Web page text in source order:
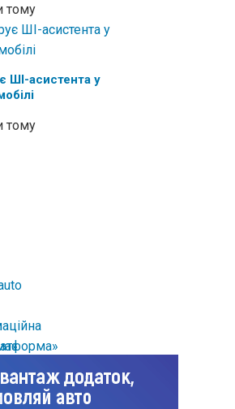
тому
ШІ-асистента у
тому